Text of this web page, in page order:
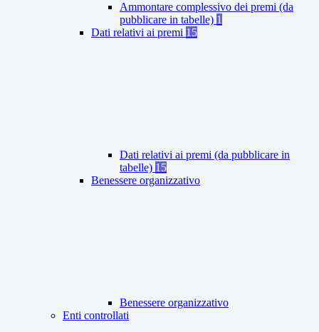
Ammontare complessivo dei premi (da
pubblicare in tabelle) 1
Dati relativi ai premi 15
Dati relativi ai premi (da pubblicare in
tabelle) 15
Benessere organizzativo
Benessere organizzativo
Enti controllati